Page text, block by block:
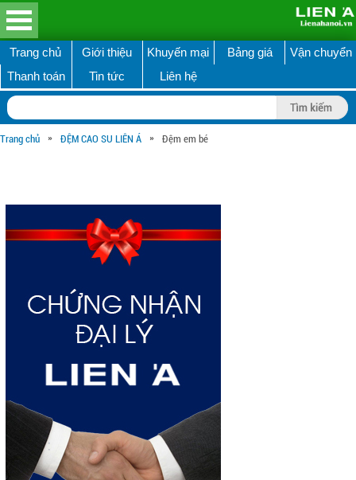
Trang chủ Giới thiệu Khuyến mại Bảng giá
Vận chuyển
Thanh toán
Tin tức Liên hệ
Trang chủ » ĐỆM CAO SU LIÊN Á » Đệm em bé